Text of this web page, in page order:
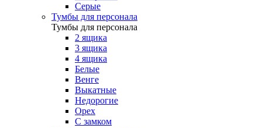
Серые
Тумбы для персонала
Тумбы для персонала
2 ящика
3 ящика
4 ящика
Белые
Венге
Выкатные
Недорогие
Орех
С замком